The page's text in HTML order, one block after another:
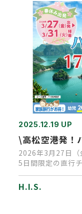
2025.12.19 UP
\高松空港発！
2026年3月27日（
5日間限定の直行
H.I.S.